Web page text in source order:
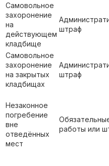
Самовольное
захоронение
на
действующем
кладбище
штраф
Самовольное
захоронение
на закрытых
кладбищах
штраф
Незаконное
погребение
вне
отведённых
мест
работы или